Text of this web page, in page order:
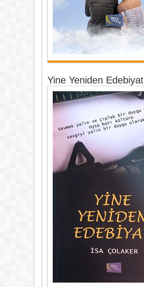
Yine Yeniden Edebiyat